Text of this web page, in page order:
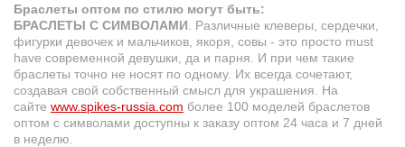
Браслеты оптом по стилю могут быть:
БРАСЛЕТЫ C СИМВОЛАМИ . Различные клеверы, сердечки,
фигурки девочек и мальчиков, якоря, совы - это просто must
have современной девушки, да и парня. И при чем такие
браслеты точно не носят по одному. Их всегда сочетают,
создавая свой собственный смысл для украшения. На
сайте www.spikes-russia.com более 100 моделей браслетов
оптом с символами доступны к заказу оптом 24 часа и 7 дней
в неделю.